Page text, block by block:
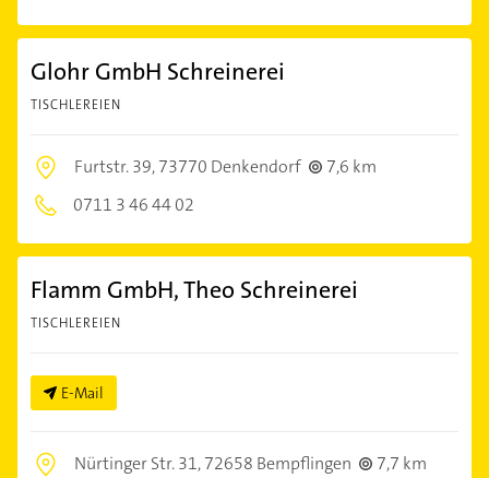
Glohr GmbH Schreinerei
TISCHLEREIEN
Furtstr. 39,73770 Denkendorf
7,6 km
0711 3 46 44 02
Flamm GmbH, Theo Schreinerei
TISCHLEREIEN
E-Mail
Nürtinger Str. 31,72658 Bempflingen
7,7 km